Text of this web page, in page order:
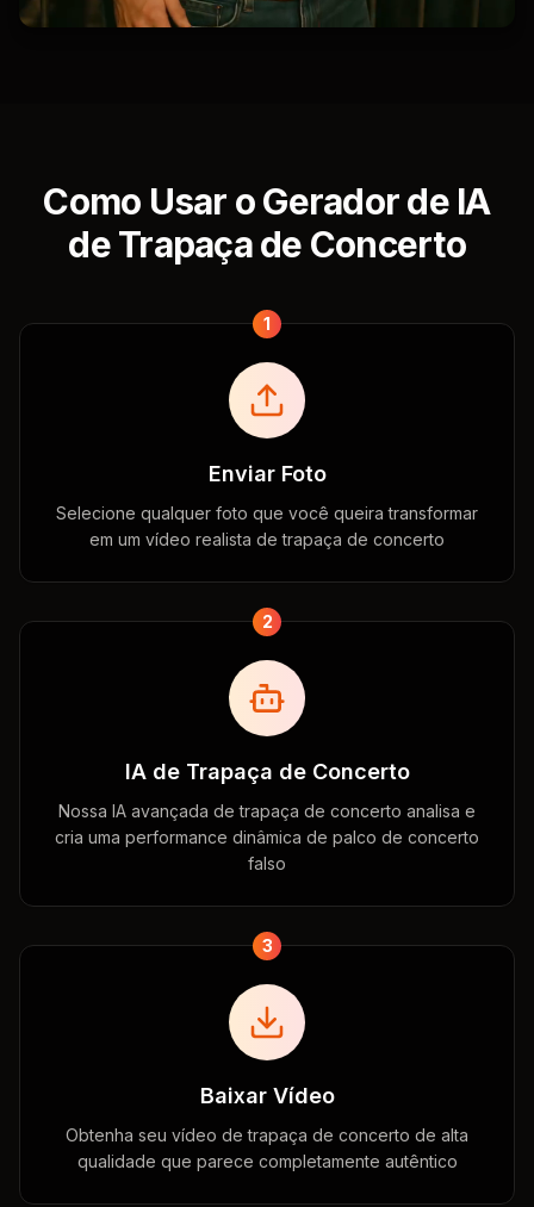
Como Usar o Gerador de IA
de Trapaça de Concerto
1
Enviar Foto
Selecione qualquer foto que você queira transformar
em um vídeo realista de trapaça de concerto
2
IA de Trapaça de Concerto
Nossa IA avançada de trapaça de concerto analisa e
cria uma performance dinâmica de palco de concerto
falso
3
Baixar Vídeo
Obtenha seu vídeo de trapaça de concerto de alta
qualidade que parece completamente autêntico